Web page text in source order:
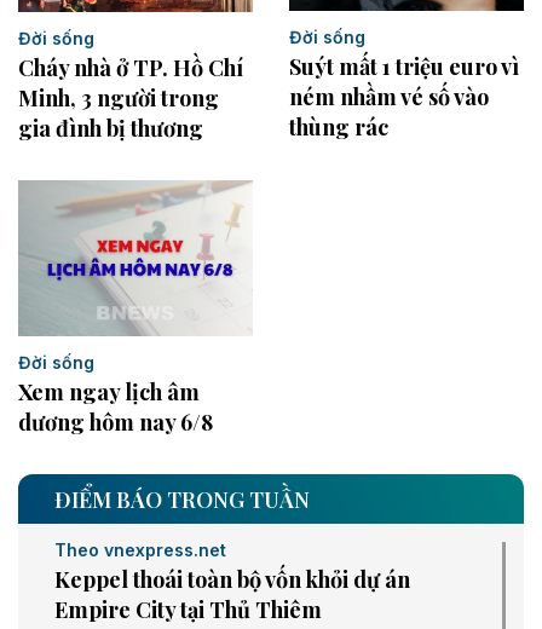
Đời sống
Cháy nhà ở TP. Hồ Chí
Minh, 3 người trong
gia đình bị thương
Đời sống
Suýt mất 1 triệu euro vì
ném nhầm vé số vào
thùng rác
Đời sống
Xem ngay lịch âm
dương hôm nay 6/8
ĐIỂM BÁO TRONG TUẦN
Theo vnexpress.net
Keppel thoái toàn bộ vốn khỏi dự án
Empire City tại Thủ Thiêm